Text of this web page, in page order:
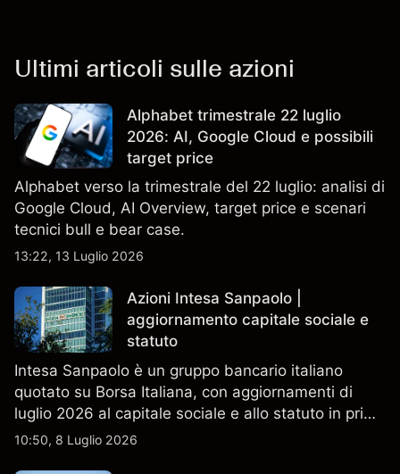
Ultimi articoli sulle azioni
Alphabet trimestrale 22 luglio
2026: AI, Google Cloud e possibili
target price
Alphabet verso la trimestrale del 22 luglio: analisi di
Google Cloud, AI Overview, target price e scenari
tecnici bull e bear case.
13:22, 13 Luglio 2026
Azioni Intesa Sanpaolo |
aggiornamento capitale sociale e
statuto
Intesa Sanpaolo è un gruppo bancario italiano
quotato su Borsa Italiana, con aggiornamenti di
luglio 2026 al capitale sociale e allo statuto in primo
piano. Esplora i target price ISP di terze parti e
10:50, 8 Luglio 2026